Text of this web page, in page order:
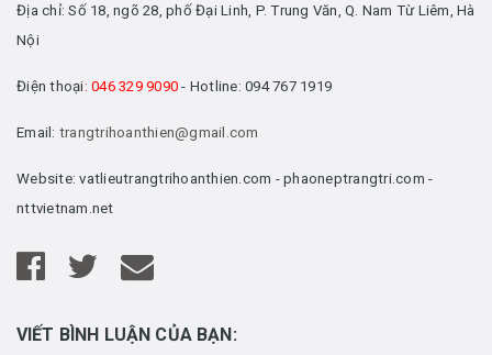
Địa chỉ: Số 18, ngõ 28, phố Đại Linh, P. Trung Văn, Q. Nam Từ Liêm, Hà
Nội
Điện thoại: 046 329 9090 - Hotline: 094 767 1919
Email: trangtrihoanthien@gmail.com
Website: vatlieutrangtrihoanthien.com - phaoneptrangtri.com -
nttvietnam.net
VIẾT BÌNH LUẬN CỦA BẠN: